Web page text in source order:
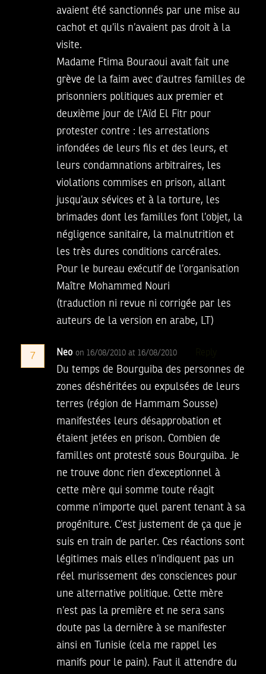
avaient été sanctionnés par une mise au
cachot et qu’ils n’avaient pas droit à la
visite.
Madame Ftima Bouraoui avait fait une
grève de la faim avec d’autres familles de
prisonniers politiques aux premier et
deuxième jour de l’Aïd El Fitr pour
protester contre : les arrestations
infondées de leurs fils et des leurs, et
leurs condamnations arbitraires, les
violations commises en prison, allant
jusqu’aux sévices et à la torture, les
brimades dont les familles font l’objet, la
négligence sanitaire, la malnutrition et
les très dures conditions carcérales.
Pour le bureau exécutif de l’organisation
Maître Mohammed Nouri
(traduction ni revue ni corrigée par les
auteurs de la version en arabe, LT)
7 Neo on 16/08/2010 at 16/08/2010
Du temps de Bourguiba des personnes de
zones déshéritées ou expulsées de leurs
terres (région de Hammam Sousse)
manifestées leurs désapprobation et
étaient jetées en prison. Combien de
familles ont protesté sous Bourguiba. Je
ne trouve donc rien d’exceptionnel à
cette mère qui somme toute réagit
comme n’importe quel parent tenant à sa
progéniture. C’est justement de ça que je
suis en train de parler. Ces réactions sont
légitimes mais elles n’indiquent pas un
réel murissement des consciences pour
une alternative politique. Cette mère
n’est pas la première et ne sera sans
doute pas la dernière à se manifester
ainsi en Tunisie (cela me rappel les
manifs pour le pain). Faut il attendre du